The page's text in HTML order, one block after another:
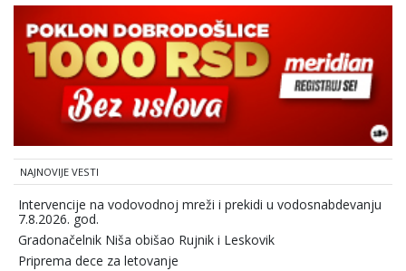
NAJNOVIJE VESTI
Intervencije na vodovodnoj mreži i prekidi u vodosnabdevanju
7.8.2026. god.
Gradonačelnik Niša obišao Rujnik i Leskovik
Priprema dece za letovanje